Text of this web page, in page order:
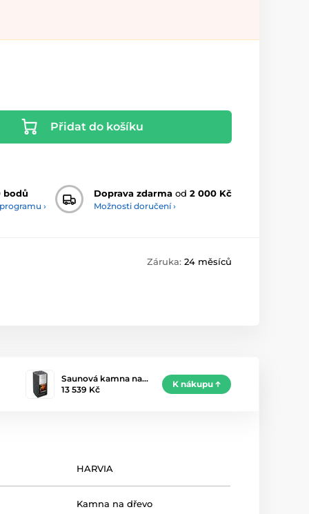
Přidat do košíku
bodů
›
Doprava zdarma od 2 000 Kč
Možnosti doručení ›
Záruka: 24 měsíců
Saunová kamna na…
13 539 Kč
K nákupu
HARVIA
Kamna na dřevo